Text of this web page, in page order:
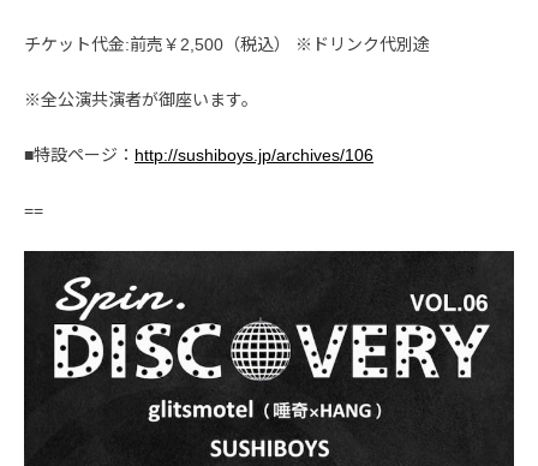
チケット代金:前売￥2,500（税込） ※ドリンク代別途
※全公演共演者が御座います。
■特設ページ： http://sushiboys.jp/archives/106
==